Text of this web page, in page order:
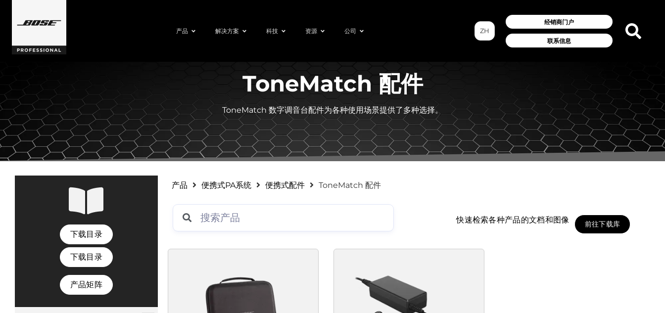
产品 解决方案 科技 资源 公司
经销商门户
联系信息
ZH
ToneMatch 配件
ToneMatch 数字调音台配件为各种使用场景提供了多种选择。
下载目录
下载目录
产品矩阵
产品 便携式PA系统 便携式配件 ToneMatch 配件
快速检索各种产品的文档和图像 前往下载库